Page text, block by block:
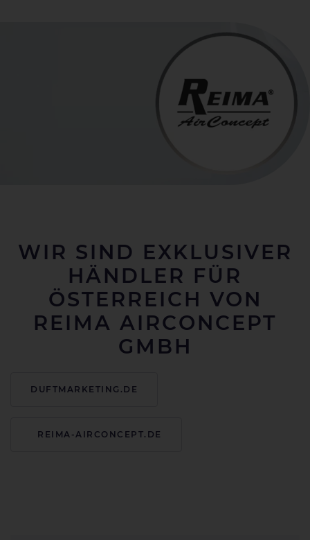
WIR SIND EXKLUSIVER
HÄNDLER FÜR
ÖSTERREICH VON
REIMA AIRCONCEPT
GMBH
DUFTMARKETING.DE
REIMA-AIRCONCEPT.DE